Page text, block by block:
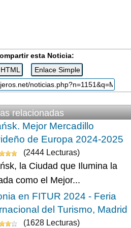
esta Noticia:
relacionadas
Mejor Mercadillo
de Europa 2024-2025
(2444 Lecturas)
la Ciudad que Ilumina la
como el Mejor...
en FITUR 2024 - Feria
del Turismo, Madrid
(1628 Lecturas)